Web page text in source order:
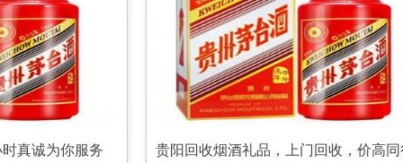
真诚为你服务 贵阳回收烟酒礼品，上门回收，价高